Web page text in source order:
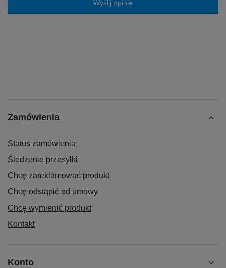
Wyślij opinię
Zamówienia
Status zamówienia
Śledzenie przesyłki
Chcę zareklamować produkt
Chcę odstąpić od umowy
Chcę wymienić produkt
Kontakt
Konto